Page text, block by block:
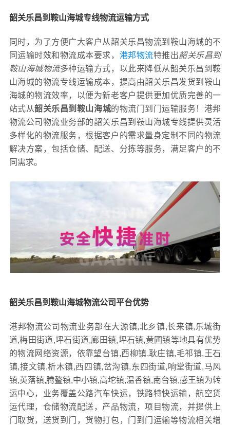
韶关乐昌到鞍山海城专线物流运输方式
同时，为了方便广大客户从韶关乐昌物流到鞍山海城的不
同运输时效和物流成本要求， 港邦物流特推出韶关乐昌到
鞍山海城物流多种运输方式，以此来降低从韶关乐昌到鞍
山海城的物流专线运输成本，提高由韶关乐昌发货到鞍山
海城的物流效率，以便为新老客户提供更加优质完善的一
站式从韶关乐昌到鞍山海城的物流门到门运输服务！港邦
物流公司物流业务部的韶关乐昌到鞍山海城专线提供灵活
多样化的物流服务，根据客户的需求量身定制不同的物流
解决方案，包括仓储、配送、分拣等服务，满足客户的不
同需求。
韶关乐昌到鞍山海城物流公司平台优势
港邦物流公司物流业务部在大源镇,北乡镇,长来镇,乐城街
道,梅田街道,坪石街道,廊田镇,坪石镇,黄圃镇等地具有优势
的物流网络资源，依靠望台镇,西柳镇,耿庄镇,毛祁镇,王石
镇,接文镇,析木镇,西四镇,岔沟镇,东四街道,响堂街道,马风
镇,英落镇,腾鳌镇,中小镇,高坨镇,温香镇,南台镇,感王镇为转
运中心，业务覆盖公路汽车快运，铁路特快运输，航空货
运代理，仓储物流配送，产品物流，项目物流，并提供上
门取货，送货到门，货物打包，门到门运输等物流相关增